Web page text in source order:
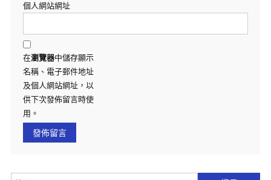
個人網站網址
在瀏覽器中儲存顯示
名稱、電子郵件地址
及個人網站網址，以
供下次發佈留言時使
用。